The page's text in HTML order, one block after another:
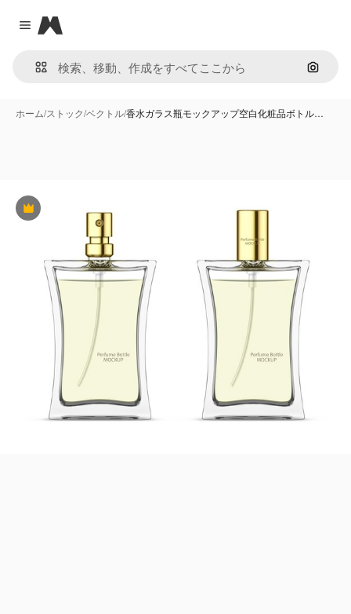
Close menu
Magnific
画像で
ホーム/ストック/ベクトル/香水ガラス瓶モックアップ空白化粧品ボトル…
Premium